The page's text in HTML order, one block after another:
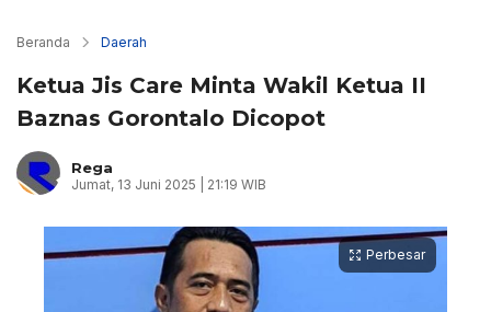
Beranda Daerah
Ketua Jis Care Minta Wakil Ketua II
Baznas Gorontalo Dicopot
Rega
Jumat, 13 Juni 2025 | 21:19 WIB
Perbesar